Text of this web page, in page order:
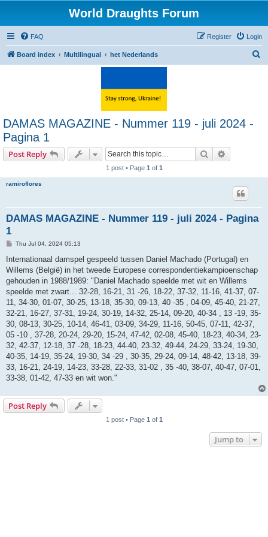
World Draughts Forum
FAQ Login
Register
Board index Multilingual het Nederlands
DAMAS MAGAZINE - Nummer 119 - juli 2024 -
Pagina 1
Post Reply Search
1 post • Page 1 of 1
ramiroflores
DAMAS MAGAZINE - Nummer 119 - juli 2024 - Pagina
1
P
s
Thu Jul 04, 2024 05:13
Internationaal damspel gespeeld tussen Daniel Machado (Portugal) en
Willems (België) in het tweede Europese correspondentiekampioenschap
gehouden in 1988/1989: "Daniel Machado speelde met wit en Willems
speelde met zwart... 32-28, 16-21, 31 -26, 18-22, 37-32, 11-16, 41-37, 07-
11, 34-30, 01-07, 30-25, 13-18, 35-30, 09-13, 40 -35 , 04-09, 45-40, 21-27,
32-21, 16-27, 37-31, 19-24, 30-19, 14-32, 25-14, 09-20, 40-34 , 13 -19, 35-
30, 08-13, 30-25, 10-14, 46-41, 03-09, 34-29, 11-16, 50-45, 07-11, 42-37,
05 -10 , 37-28, 20-24, 29-20, 15-24, 47-42, 02-08, 45-40, 18-23, 40-34, 23-
32, 42-37, 12-18, 37 -28, 18-23, 44-40, 23-32, 49-44, 24-29, 33-24, 19-30,
40-35, 14-19, 35-24, 19-30, 34 -29 , 30-35, 29-24, 09-14, 48-42, 13-18, 39-
33, 16-21, 24-19, 14-23, 33-28, 22-33, 31-02 , 35 -40, 38-07, 40-47, 07-01,
33-38, 01-42, 47-33 en wit won."
Post Reply
1 post • Page 1 of 1
Jump to